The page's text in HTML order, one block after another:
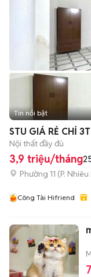
Tin nổi bật
STU GIÁ RẺ CHỈ
Nội thất đầy đủ
3,9 triệu/tháng
Phường 11 (P.
Công Tài Hifriend